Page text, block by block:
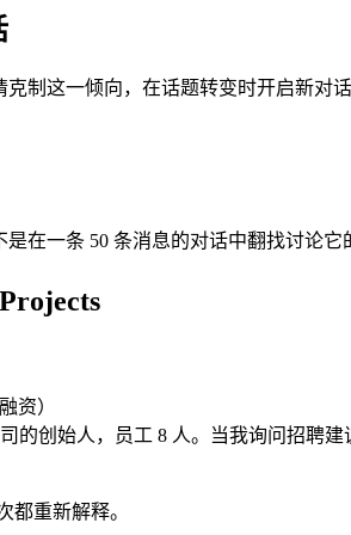
制这一倾向，在话题转变时开启新对话
在一条 50 条消息的对话中翻找讨论它
资）
的创始人，员工 8 人。当我询问招聘
都重新解释。